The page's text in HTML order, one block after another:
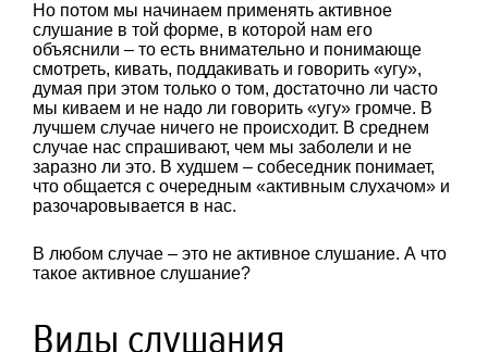
Но потом мы начинаем применять активное
слушание в той форме, в которой нам его
объяснили – то есть внимательно и понимающе
смотреть, кивать, поддакивать и говорить «угу»,
думая при этом только о том, достаточно ли часто
мы киваем и не надо ли говорить «угу» громче. В
лучшем случае ничего не происходит. В среднем
случае нас спрашивают, чем мы заболели и не
заразно ли это. В худшем – собеседник понимает,
что общается с очередным «активным слухачом» и
разочаровывается в нас.
В любом случае – это не активное слушание. А что
такое активное слушание?
Виды слушания